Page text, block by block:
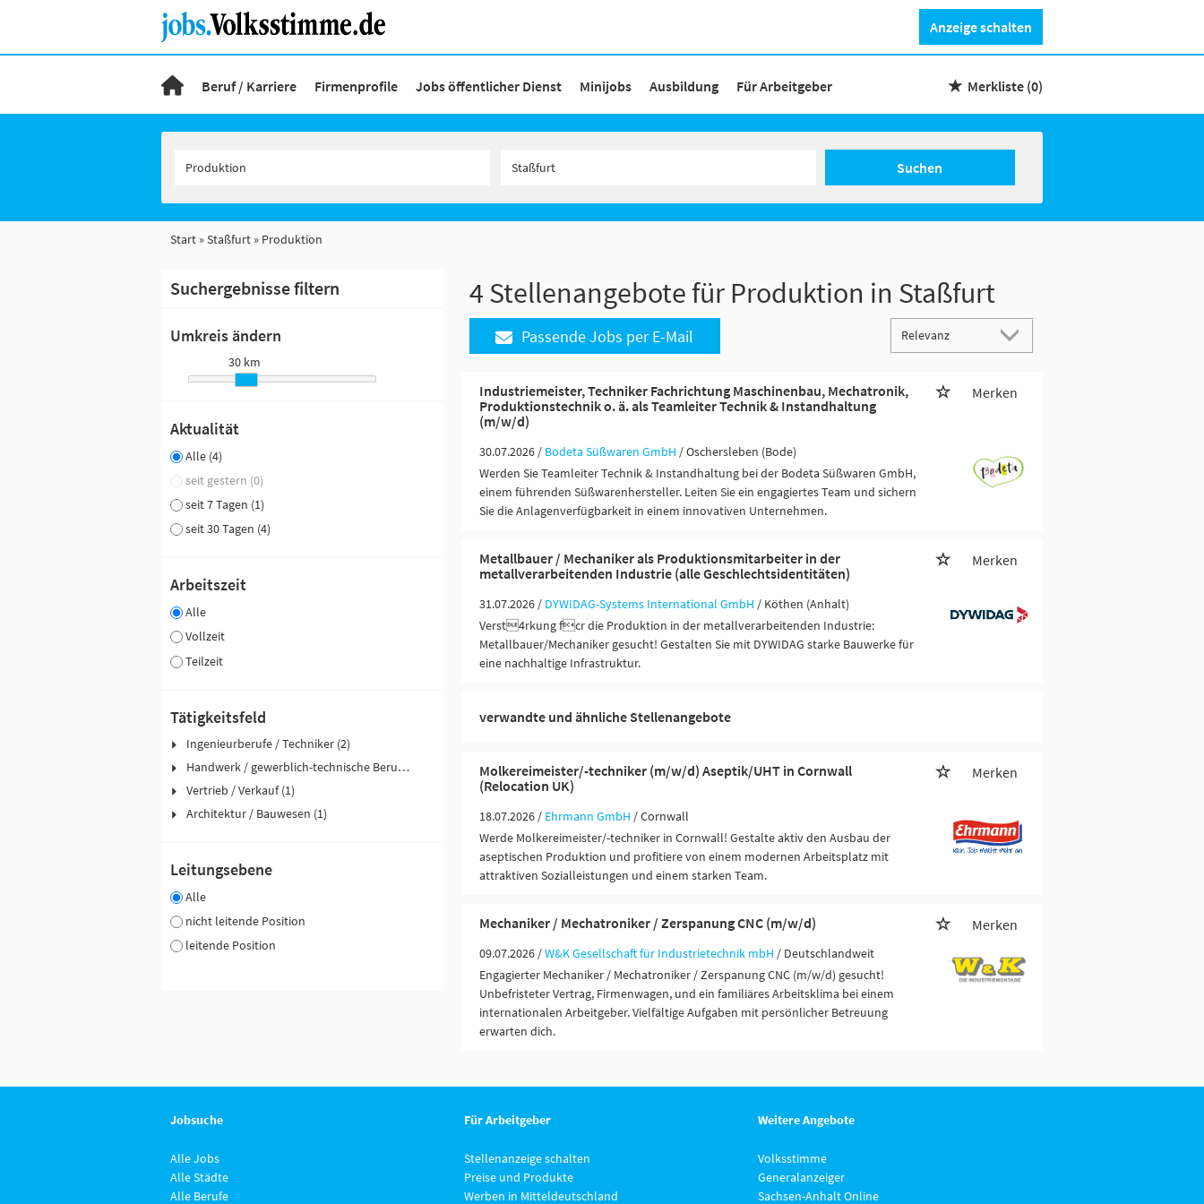
Anzeige schalten
Beruf / Karriere Firmenprofile Jobs öffentlicher Dienst Minijobs Ausbildung Für Arbeitgeber Merkliste (0)
Suchen
Start Staßfurt Produktion
Suchergebnisse filtern
Umkreis ändern
30 km
Aktualität
Alle (4)
seit gestern (0)
seit 7 Tagen (1)
seit 30 Tagen (4)
Arbeitszeit
Alle
Vollzeit
Teilzeit
Tätigkeitsfeld
Ingenieurberufe / Techniker (2)
Handwerk / gewerblich-technische Berufe (2)
Vertrieb / Verkauf (1)
Architektur / Bauwesen (1)
Leitungsebene
Alle
nicht leitende Position
leitende Position
4 Stellenangebote für Produktion in Staßfurt
Passende Jobs per E-Mail
Industriemeister, Techniker Fachrichtung Maschinenbau, Mechatronik,
Produktionstechnik o. ä. als Teamleiter Technik & Instandhaltung
(m/w/d)
Merken
30.07.2026 / Bodeta Süßwaren GmbH / Oschersleben (Bode)
Werden Sie Teamleiter Technik & Instandhaltung bei der Bodeta Süßwaren GmbH,
einem führenden Süßwarenhersteller. Leiten Sie ein engagiertes Team und sichern
Sie die Anlagenverfügbarkeit in einem innovativen Unternehmen.
Metallbauer / Mechaniker als Produktionsmitarbeiter in der
metallverarbeitenden Industrie (alle Geschlechtsidentitäten)
Merken
31.07.2026 / DYWIDAG-Systems International GmbH / Köthen (Anhalt)
Verst4rkung fcr die Produktion in der metallverarbeitenden Industrie:
Metallbauer/Mechaniker gesucht! Gestalten Sie mit DYWIDAG starke Bauwerke für
eine nachhaltige Infrastruktur.
verwandte und ähnliche Stellenangebote
Molkereimeister/-techniker (m/w/d) Aseptik/UHT in Cornwall
(Relocation UK)
Merken
18.07.2026 / Ehrmann GmbH / Cornwall
Werde Molkereimeister/-techniker in Cornwall! Gestalte aktiv den Ausbau der
aseptischen Produktion und profitiere von einem modernen Arbeitsplatz mit
attraktiven Sozialleistungen und einem starken Team.
Mechaniker / Mechatroniker / Zerspanung CNC (m/w/d) Merken
09.07.2026 /W&K Gesellschaft für Industrietechnik mbH / Deutschlandweit
Engagierter Mechaniker / Mechatroniker / Zerspanung CNC (m/w/d) gesucht!
Unbefristeter Vertrag, Firmenwagen, und ein familiäres Arbeitsklima bei einem
internationalen Arbeitgeber. Vielfältige Aufgaben mit persönlicher Betreuung
erwarten dich.
Jobsuche
Alle Jobs
Alle Städte
Alle Berufe
Für Arbeitgeber
Stellenanzeige schalten
Preise und Produkte
Werben in Mitteldeutschland
Weitere Angebote
Volksstimme
Generalanzeiger
Sachsen-Anhalt Online